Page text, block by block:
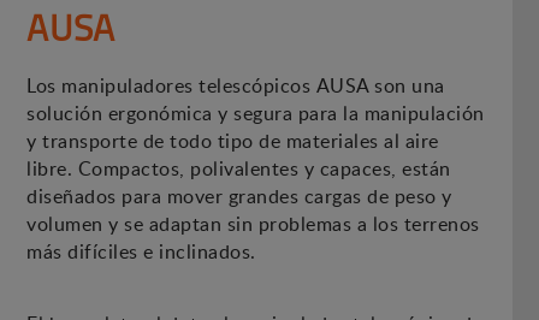
AUSA
Los manipuladores telescópicos AUSA son una
solución ergonómica y segura para la manipulación
y transporte de todo tipo de materiales al aire
libre. Compactos, polivalentes y capaces, están
diseñados para mover grandes cargas de peso y
volumen y se adaptan sin problemas a los terrenos
más difíciles e inclinados.